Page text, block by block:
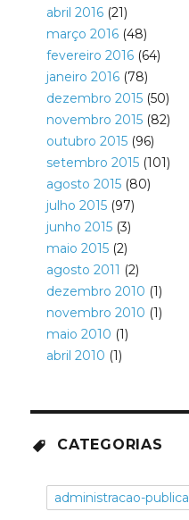
abril 2016(21)
março 2016(48)
fevereiro 2016(64)
janeiro 2016(78)
dezembro 2015(50)
novembro 2015(82)
outubro 2015(96)
setembro 2015(101)
agosto 2015(80)
julho 2015(97)
junho 2015(3)
maio 2015(2)
agosto 2011 (2)
dezembro 2010 (1)
novembro 2010 (1)
maio 2010 (1)
abril 2010 (1)
CATEGORIAS
administracao-publica